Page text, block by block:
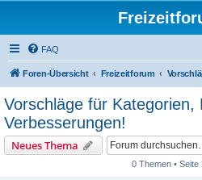
FAQ
Foren-Übersicht Freizeitforum
Vorschläge für Kategorien,
Verbesserungen!
Neues Thema
0 Themen • Seite